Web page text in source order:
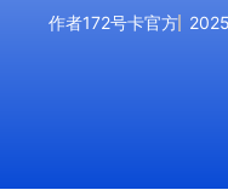
作者172号卡官方